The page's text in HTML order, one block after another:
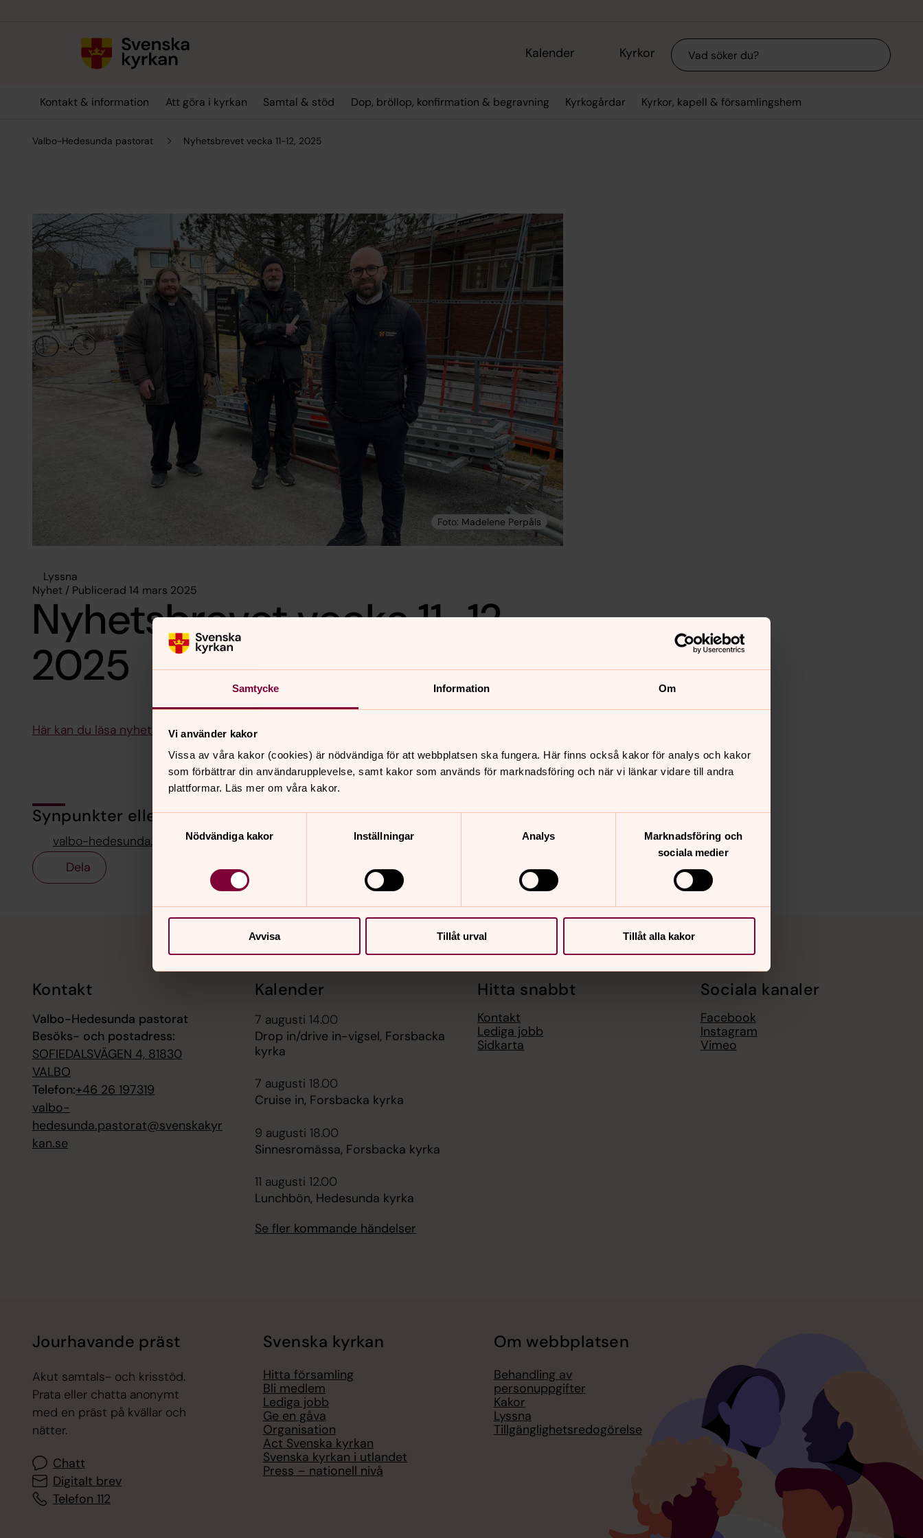
Samtycke Information Om
Vi använder kakor
Vissa av våra kakor (cookies) är nödvändiga för att webbplatsen ska fungera. Här finns också kakor för analys och kakor
som förbättrar din användarupplevelse, samt kakor som används för marknadsföring och när vi länkar vidare till andra
plattformar. Läs mer om våra kakor.
Samtyckesval
Nödvändiga kakor
Inställningar Analys
Marknadsföring och
sociala medier
Avvisa Tillåt urval Tillåt alla kakor
Kalender Kyrkor Sök
Kontakt & information Att göra i kyrkan Samtal & stöd Dop, bröllop, konfirmation & begravning Kyrkogårdar Kyrkor, kapell & församlingshem
Valbo-Hedesunda pastorat Nyhetsbrevet vecka 11-12, 2025
Lyssna
Nyhet / Publicerad 14 mars 2025
Nyhetsbrevet vecka 11-12,
2025
Här kan du läsa nyhetsbrevet för vecka 11-12
Synpunkter eller frågor på sidans innehåll?
valbo-hedesunda.pastorat@svenskakyrkan.se
Dela
Kontakt
Valbo-Hedesunda pastorat
Besöks- och postadress:
SOFIEDALSVÄGEN 4, 81830
VALBO
Telefon:+46 26 197319
valbo-
hedesunda.pastorat@svenskakyr
kan.se
Kalender
7 augusti 14.00
Drop in/drive in-vigsel, Forsbacka
kyrka
7 augusti 18.00
Cruise in, Forsbacka kyrka
9 augusti 18.00
Sinnesromässa, Forsbacka kyrka
11 augusti 12.00
Lunchbön, Hedesunda kyrka
Se fler kommande händelser
Hitta snabbt
Kontakt
Lediga jobb
Sidkarta
Sociala kanaler
Facebook
Instagram
Vimeo
Jourhavande präst
Akut samtals- och krisstöd.
Prata eller chatta anonymt
med en präst på kvällar och
nätter.
Chatt
Digitalt brev
Telefon 112
Svenska kyrkan
Hitta församling
Bli medlem
Lediga jobb
Ge en gåva
Organisation
Act Svenska kyrkan
Svenska kyrkan i utlandet
Press – nationell nivå
Om webbplatsen
Behandling av
personuppgifter
Kakor
Lyssna
Tillgänglighetsredogörelse